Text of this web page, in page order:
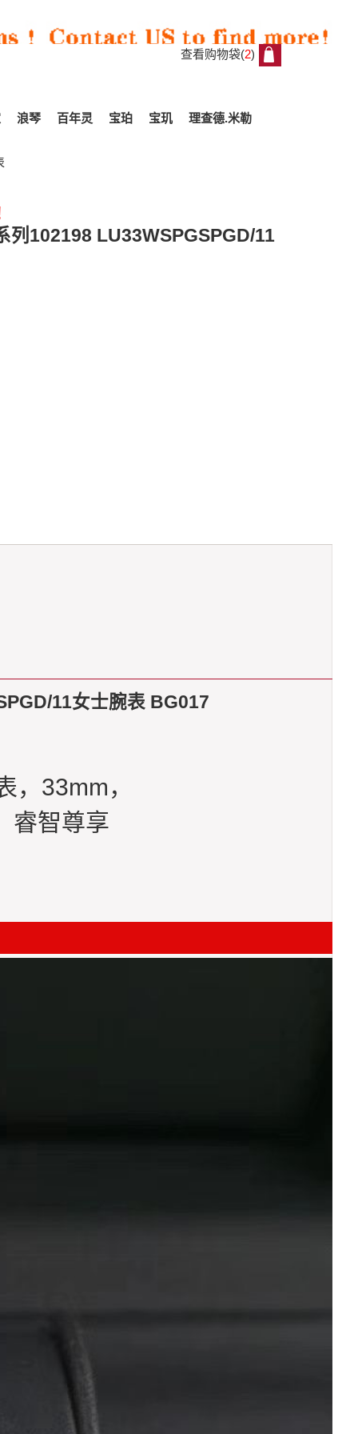
查看购物袋(2)
浪琴 百年灵 宝珀 宝玑 理查德.米勒
列102198 LU33WSPGSPGD/11
11女士腕表 BG017
，33mm，
睿智尊享